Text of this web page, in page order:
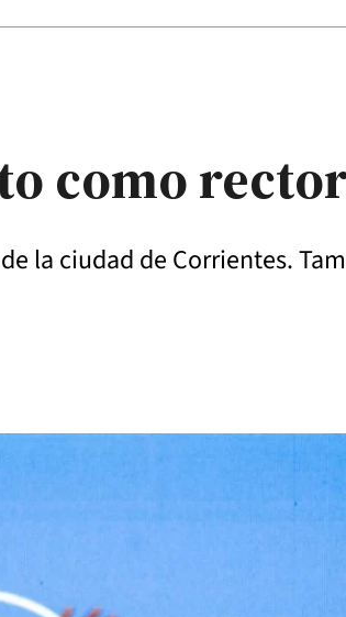
como
la ciudad de Corrientes.